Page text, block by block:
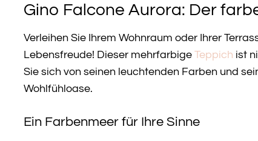
Gino Falcone Aurora: Der
Verleihen Sie Ihrem Wohnraum oder Ihrer
Lebensfreude! Dieser mehrfarbige Teppich ist
Sie sich von seinen leuchtenden Farben und
Wohlfühloase.
Ein Farbenmeer für Ihre Sinne